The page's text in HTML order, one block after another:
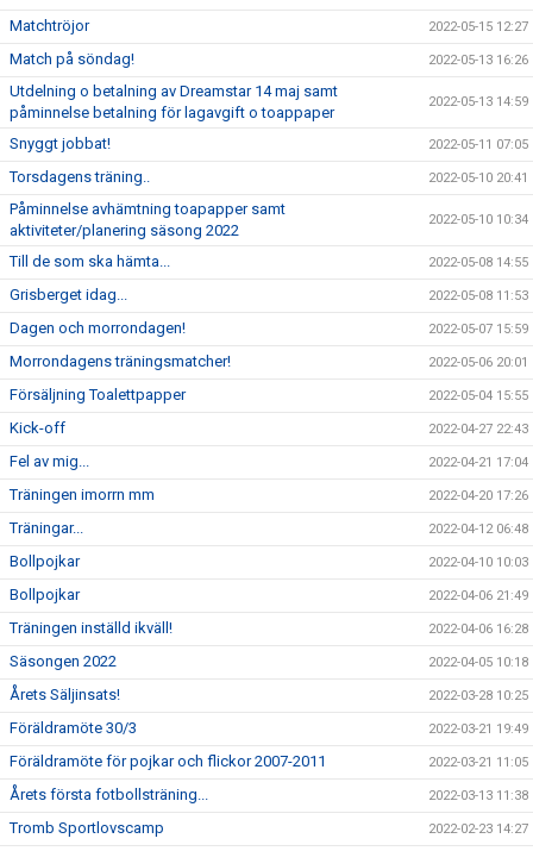
Matchtröjor 2022-05-15 12:27
Match på söndag! 2022-05-13 16:26
Utdelning o betalning av Dreamstar 14 maj samt
påminnelse betalning för lagavgift o toappaper
2022-05-13 14:59
Snyggt jobbat! 2022-05-11 07:05
Torsdagens träning.. 2022-05-10 20:41
Påminnelse avhämtning toapapper samt
aktiviteter/planering säsong 2022
2022-05-10 10:34
Till de som ska hämta... 2022-05-08 14:55
Grisberget idag... 2022-05-08 11:53
Dagen och morrondagen! 2022-05-07 15:59
Morrondagens träningsmatcher! 2022-05-06 20:01
Försäljning Toalettpapper 2022-05-04 15:55
Kick-off 2022-04-27 22:43
Fel av mig... 2022-04-21 17:04
Träningen imorrn mm 2022-04-20 17:26
Träningar... 2022-04-12 06:48
Bollpojkar 2022-04-10 10:03
Bollpojkar 2022-04-06 21:49
Träningen inställd ikväll! 2022-04-06 16:28
Säsongen 2022 2022-04-05 10:18
Årets Säljinsats! 2022-03-28 10:25
Föräldramöte 30/3 2022-03-21 19:49
Föräldramöte för pojkar och flickor 2007-2011 2022-03-21 11:05
Årets första fotbollsträning... 2022-03-13 11:38
Tromb Sportlovscamp 2022-02-23 14:27